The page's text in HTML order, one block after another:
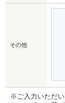
その他
※ご入力いただい